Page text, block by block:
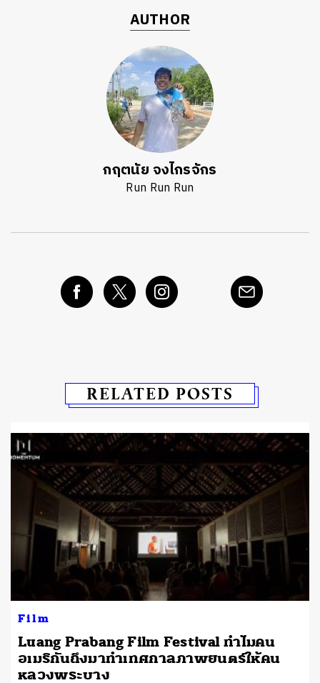
AUTHOR
กฤตนัย จงไกรจักร
Run Run Run
RELATED POSTS
Film
Luang Prabang Film Festival ทำไมคน
อเมริกันถึงมาทำเทศกาลภาพยนตร์ให้คน
หลวงพระบาง